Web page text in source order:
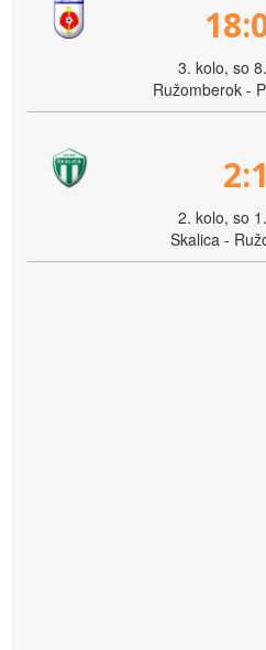
3. kolo, so
Ružomberok -
2:1
2. kolo, so
Skalica -